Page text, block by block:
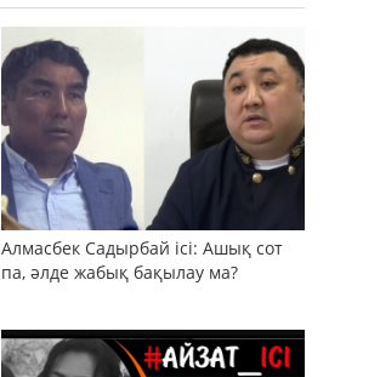
Алмасбек Садырбай ісі: Ашық сот
па, әлде жабық бақылау ма?